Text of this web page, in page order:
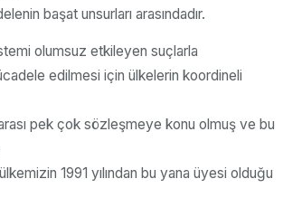
başat unsurları arasındadır.
olumsuz etkileyen suçlarla
edilmesi için ülkelerin koordineli
pek çok sözleşmeye konu olmuş ve bu
1991 yılından bu yana üyesi olduğu